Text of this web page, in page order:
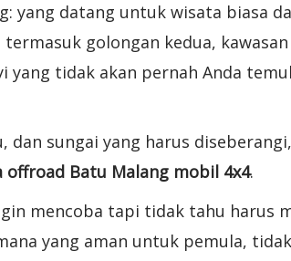
yang datang untuk wisata biasa
termasuk golongan kedua,
tidak akan pernah Anda
sungai yang harus
offroad Batu Malang mobil 4x4.
mencoba tapi tidak tahu harus
yang aman untuk pemula,